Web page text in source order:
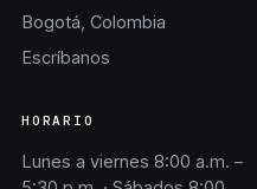
Bogotá, Colombia
Escríbanos
HORARIO
Lunes a viernes 8:00 a.m. –